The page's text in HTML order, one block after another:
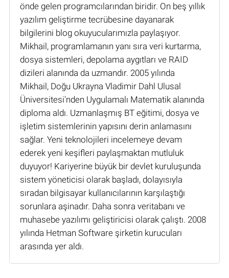
önde gelen programcılarından biridir. On beş yıllık
yazılım geliştirme tecrübesine dayanarak
bilgilerini blog okuyucularımızla paylaşıyor.
Mikhail, programlamanın yanı sıra veri kurtarma,
dosya sistemleri, depolama aygıtları ve RAID
dizileri alanında da uzmandır. 2005 yılında
Mikhail, Doğu Ukrayna Vladimir Dahl Ulusal
Üniversitesi'nden Uygulamalı Matematik alanında
diploma aldı. Uzmanlaşmış BT eğitimi, dosya ve
işletim sistemlerinin yapısını derin anlamasını
sağlar. Yeni teknolojileri incelemeye devam
ederek yeni keşifleri paylaşmaktan mutluluk
duyuyor! Kariyerine büyük bir devlet kuruluşunda
sistem yöneticisi olarak başladı, dolayısıyla
sıradan bilgisayar kullanıcılarının karşılaştığı
sorunlara aşinadır. Daha sonra veritabanı ve
muhasebe yazılımı geliştiricisi olarak çalıştı. 2008
yılında Hetman Software şirketin kurucuları
arasında yer aldı.